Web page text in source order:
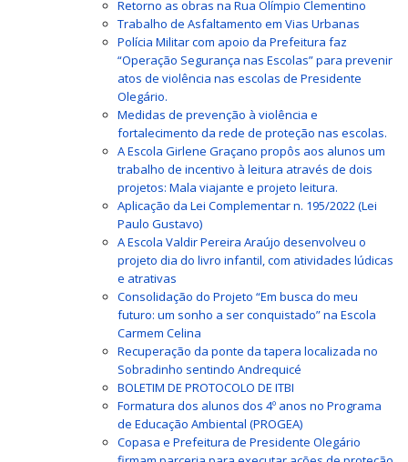
Retorno as obras na Rua Olímpio Clementino
Trabalho de Asfaltamento em Vias Urbanas
Polícia Militar com apoio da Prefeitura faz
“Operação Segurança nas Escolas” para prevenir
atos de violência nas escolas de Presidente
Olegário.
Medidas de prevenção à violência e
fortalecimento da rede de proteção nas escolas.
A Escola Girlene Graçano propôs aos alunos um
trabalho de incentivo à leitura através de dois
projetos: Mala viajante e projeto leitura.
Aplicação da Lei Complementar n. 195/2022 (Lei
Paulo Gustavo)
A Escola Valdir Pereira Araújo desenvolveu o
projeto dia do livro infantil, com atividades lúdicas
e atrativas
Consolidação do Projeto “Em busca do meu
futuro: um sonho a ser conquistado” na Escola
Carmem Celina
Recuperação da ponte da tapera localizada no
Sobradinho sentindo Andrequicé
BOLETIM DE PROTOCOLO DE ITBI
Formatura dos alunos dos 4º anos no Programa
de Educação Ambiental (PROGEA)
Copasa e Prefeitura de Presidente Olegário